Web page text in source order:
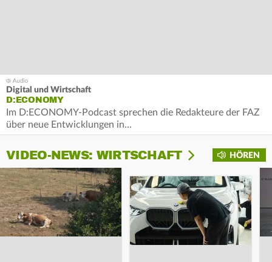
Digital und Wirtschaft
D:ECONOMY
Im D:ECONOMY-Podcast sprechen die Redakteure der FAZ
über neue Entwicklungen in…
HÖREN
VIDEO-NEWS: WIRTSCHAFT